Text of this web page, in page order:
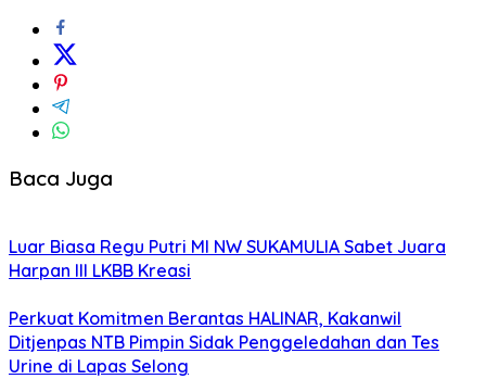
Baca Juga
Luar Biasa Regu Putri MI NW SUKAMULIA Sabet Juara
Harpan III LKBB Kreasi
Perkuat Komitmen Berantas HALINAR, Kakanwil
Ditjenpas NTB Pimpin Sidak Penggeledahan dan Tes
Urine di Lapas Selong